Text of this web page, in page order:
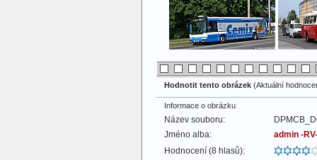
Hodnotit tento obrázek (Aktuální
Informace o obrázku
Název souboru:
Jméno alba:
admin -RV-
Hodnocení (8 hlasů):